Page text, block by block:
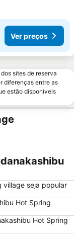
Ver preços
sites de reserva
diferenças entre as
estão disponíveis
village seja popular
Hot Spring
Hot Spring